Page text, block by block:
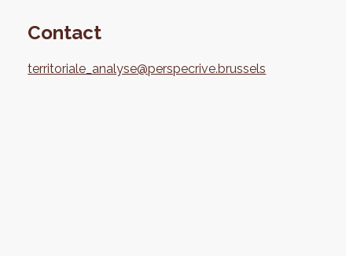
Contact
territoriale_analyse@perspecrive.brussels